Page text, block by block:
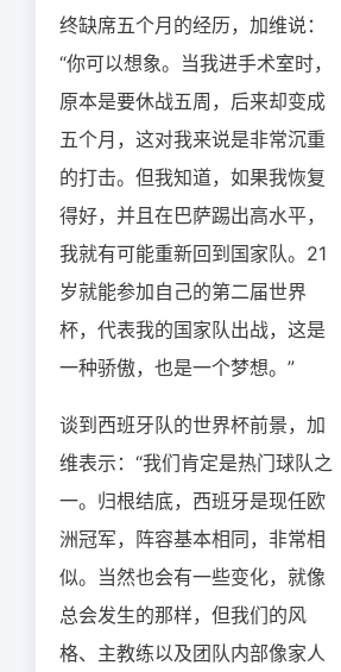
终缺席五个月的经历，加维说：
“你可以想象。当我进手术室时，
原本是要休战五周，后来却变成
五个月，这对我来说是非常沉重
的打击。但我知道，如果我恢复
得好，并且在巴萨踢出高水平，
我就有可能重新回到国家队。21
岁就能参加自己的第二届世界
杯，代表我的国家队出战，这是
一种骄傲，也是一个梦想。”
谈到西班牙队的世界杯前景，加
维表示：“我们肯定是热门球队之
一。归根结底，西班牙是现任欧
洲冠军，阵容基本相同，非常相
似。当然也会有一些变化，就像
总会发生的那样，但我们的风
格、主教练以及团队内部像家人